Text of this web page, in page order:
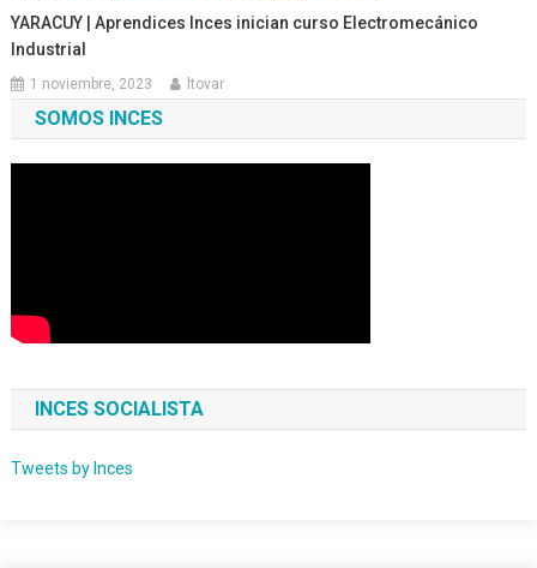
YARACUY | Aprendices Inces inician curso Electromecánico
Industrial
1 noviembre, 2023 ltovar
SOMOS INCES
INCES SOCIALISTA
Tweets by Inces